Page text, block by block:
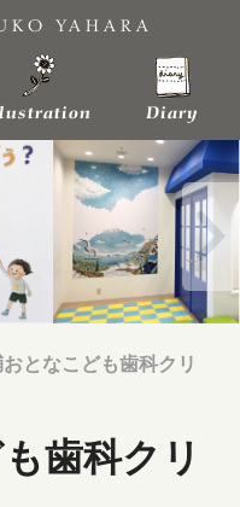
YAHARA
Diary
となこども歯科クリ
歯科クリ